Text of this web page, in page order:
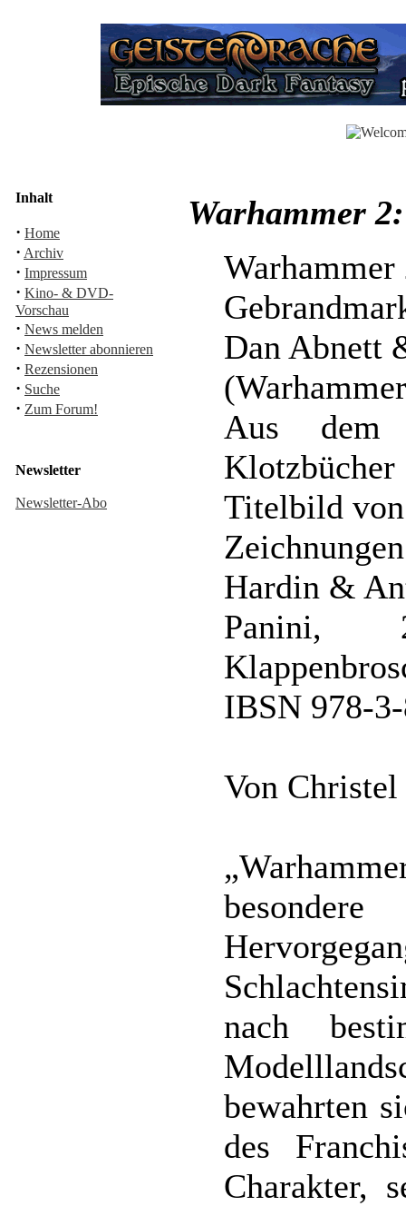
Inhalt
· Home
· Archiv
· Impressum
· Kino- & DVD-
Vorschau
· News melden
· Newsletter abonnieren
· Rezensionen
· Suche
· Zum Forum!
Newsletter
Newsletter-Abo
Warhammer
Warhammer
Dan Abnett
Aus dem
Klotzbücher
Titelbild von
Hardin &
Panini,
IBSN 978-
Von Christel
nach
bewahrten
des
Charakter,